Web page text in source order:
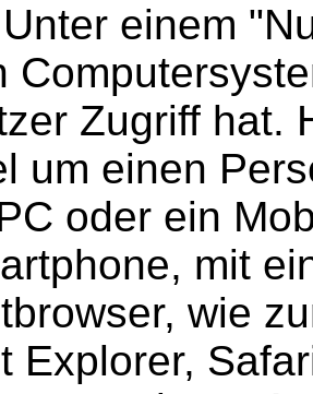
Unter einem
Zugriff hat.
um einen
oder ein
mit
wie
Explorer,